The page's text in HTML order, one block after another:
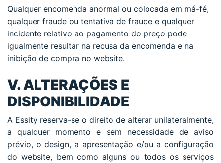
Qualquer encomenda anormal ou colocada em má-fé,
qualquer fraude ou tentativa de fraude e qualquer
incidente relativo ao pagamento do preço pode
igualmente resultar na recusa da encomenda e na
inibição de compra no website.
V. ALTERAÇÕES E
DISPONIBILIDADE
A Essity reserva-se o direito de alterar unilateralmente,
a qualquer momento e sem necessidade de aviso
prévio, o design, a apresentação e/ou a configuração
do website, bem como alguns ou todos os serviços